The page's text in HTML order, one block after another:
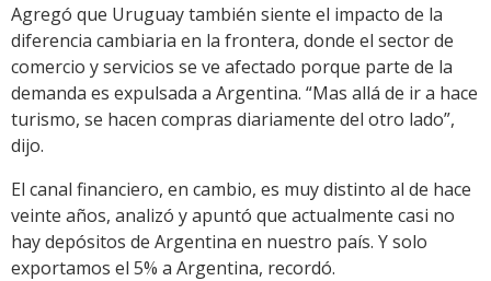
Agregó que Uruguay también siente el impacto de la
diferencia cambiaria en la frontera, donde el sector de
comercio y servicios se ve afectado porque parte de la
demanda es expulsada a Argentina. “Mas allá de ir a hace
turismo, se hacen compras diariamente del otro lado”,
dijo.
El canal financiero, en cambio, es muy distinto al de hace
veinte años, analizó y apuntó que actualmente casi no
hay depósitos de Argentina en nuestro país. Y solo
exportamos el 5% a Argentina, recordó.